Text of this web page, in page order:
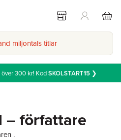
miljontals titlar
över 300 kr! KodSKOLSTART15❯
– författare
.